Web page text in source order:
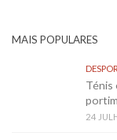
MAIS POPULARES
Ténis
24